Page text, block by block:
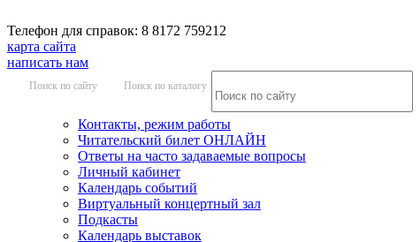
Телефон для справок: 8 8172 759212
карта сайта
написать нам
Поиск по сайту Поиск по каталогу
Контакты, режим работы
Читательский билет ОНЛАЙН
Ответы на часто задаваемые вопросы
Личный кабинет
Календарь событий
Виртуальный концертный зал
Подкасты
Календарь выставок